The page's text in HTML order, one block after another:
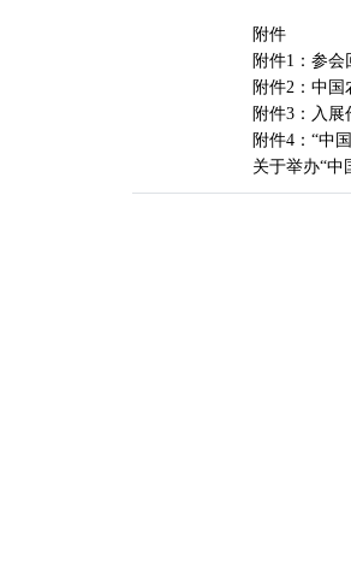
附件
附件1：参会
附件2：中
附件3：入
附件4：“中
关于举办“中